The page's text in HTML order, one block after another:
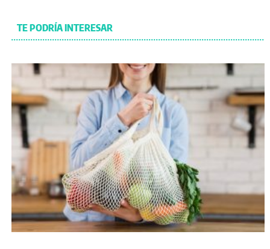
TE PODRÍA INTERESAR